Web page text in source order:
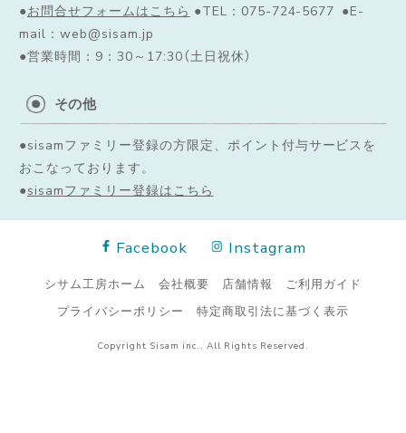
●お問合せフォームはこちら ●TEL：075-724-5677 ●E-
mail：web@sisam.jp
●営業時間：9：30～17:30（土日祝休）
その他
●sisamファミリー登録の方限定、ポイント付与サービスを
おこなっております。
●sisamファミリー登録はこちら
Facebook Instagram
シサム工房ホーム 会社概要 店舗情報
ご利用ガイド
プライバシーポリシー
特定商取引法に基づく表示
Copyright Sisam inc., All Rights Reserved.